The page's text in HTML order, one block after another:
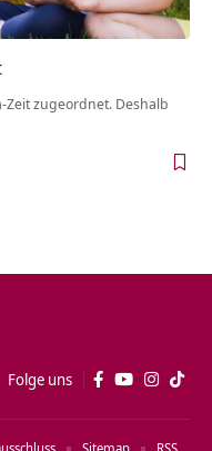
zugeordnet. Deshalb
Folge uns